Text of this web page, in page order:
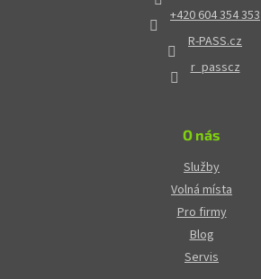
+420 604 354 353
R-PASS.cz
r_passcz
O nás
Služby
Volná místa
Pro firmy
Blog
Servis